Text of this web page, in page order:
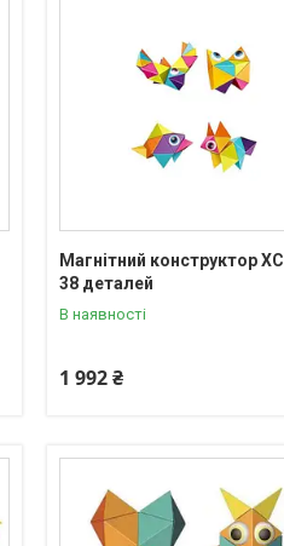
Магнітний конструктор
38 деталей
В наявності
1 992 ₴